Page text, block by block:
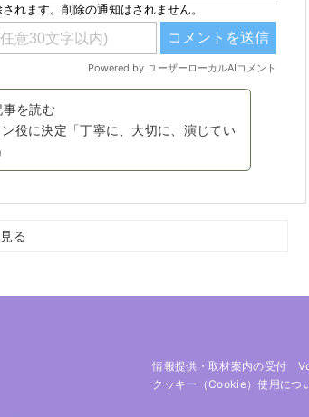
事を読む
役に決定「丁寧に、大切に、演じてい
る
情報提供・取材案内の受付
クッキー（cookie）使用につ